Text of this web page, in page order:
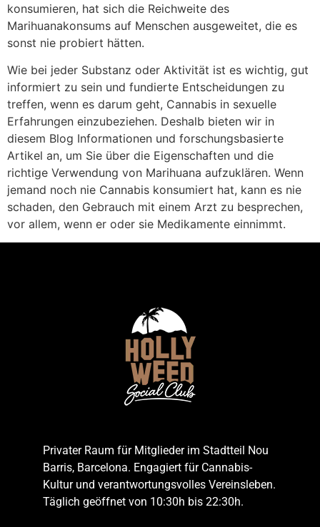
konsumieren, hat sich die Reichweite des
Marihuanakonsums auf Menschen ausgeweitet, die es
sonst nie probiert hätten.
Wie bei jeder Substanz oder Aktivität ist es wichtig, gut
informiert zu sein und fundierte Entscheidungen zu
treffen, wenn es darum geht, Cannabis in sexuelle
Erfahrungen einzubeziehen. Deshalb bieten wir in
diesem Blog Informationen und forschungsbasierte
Artikel an, um Sie über die Eigenschaften und die
richtige Verwendung von Marihuana aufzuklären. Wenn
jemand noch nie Cannabis konsumiert hat, kann es nie
schaden, den Gebrauch mit einem Arzt zu besprechen,
vor allem, wenn er oder sie Medikamente einnimmt.
Privater Raum für Mitglieder im Stadtteil Nou
Barris, Barcelona. Engagiert für Cannabis-
Kultur und verantwortungsvolles Vereinsleben.
Täglich geöffnet von 10:30h bis 22:30h.